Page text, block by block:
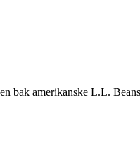
bak amerikanske L.L.